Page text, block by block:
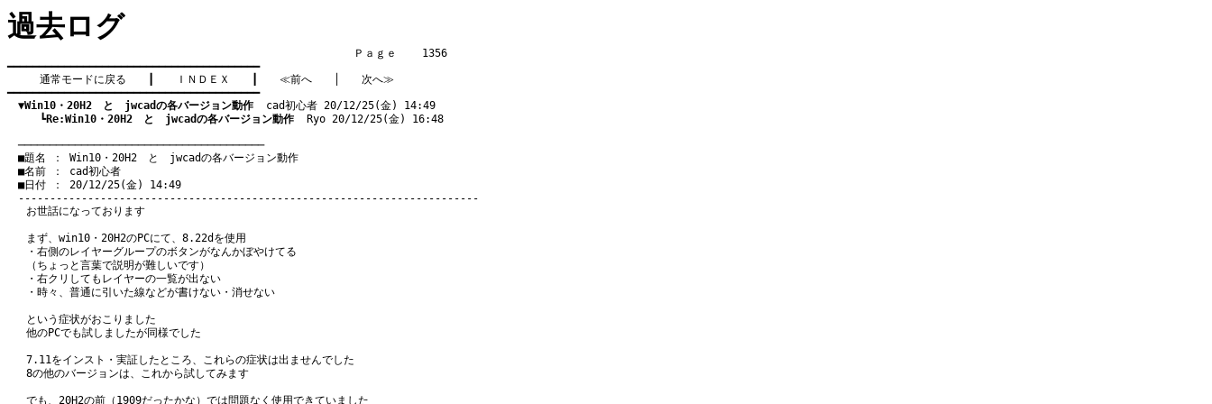
過去ログ
Ｐａｇｅ    1356
━━━━━━━━━━━━━━━━━━━━━━━━━━━━━━━━━━━━━━━━
通常モードに戻る
ＩＮＤＥＸ ≪前へ
次へ≫
━━━━━━━━━━━━━━━━━━━━━━━━━━━━━━━━━━━━━━━━
▼Win10・20H2　と　jwcadの各バージョン動作
  cad初心者 20/12/25(金) 14:49
┗Re:Win10・20H2　と　jwcadの各バージョン動作
  Ryo 20/12/25(金) 16:48
───────────────────────────────────────
■題名 ： Win10・20H2　と　jwcadの各バージョン動作
■名前 ： cad初心者
■日付 ： 20/12/25(金) 14:49
お世話になっております
まず、win10・20H2のPCにて、8.22dを使用
・右側のレイヤーグループのボタンがなんかぼやけてる
（ちょっと言葉で説明が難しいです）
・右クリしてもレイヤーの一覧が出ない
・時々、普通に引いた線などが書けない・消せない
という症状がおこりました
他のPCでも試しましたが同様でした
7.11をインスト・実証したところ、これらの症状は出ませんでした
8の他のバージョンは、これから試してみます
でも、20H2の前（1909だったかな）では問題なく使用できていました